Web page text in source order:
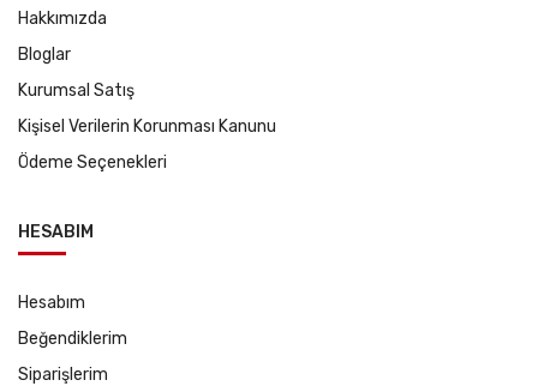
Hakkımızda
Bloglar
Kurumsal Satış
Kişisel Verilerin Korunması Kanunu
Ödeme Seçenekleri
HESABIM
Hesabım
Beğendiklerim
Siparişlerim